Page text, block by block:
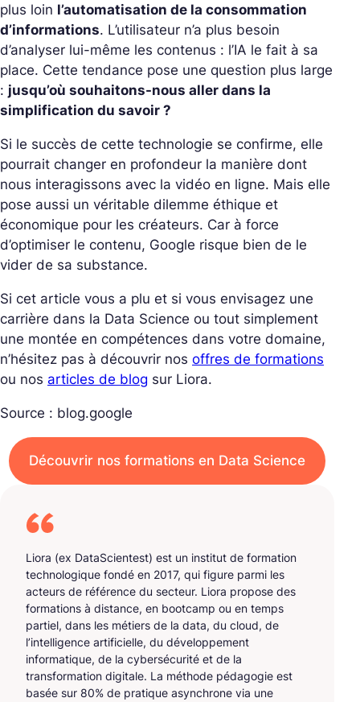
plus loin l’automatisation de la consommation
d’informations. L’utilisateur n’a plus besoin
d’analyser lui-même les contenus : l’IA le fait à sa
place. Cette tendance pose une question plus large
: jusqu’où souhaitons-nous aller dans la
simplification du savoir ?
Si le succès de cette technologie se confirme, elle
pourrait changer en profondeur la manière dont
nous interagissons avec la vidéo en ligne. Mais elle
pose aussi un véritable dilemme éthique et
économique pour les créateurs. Car à force
d’optimiser le contenu, Google risque bien de le
vider de sa substance.
Si cet article vous a plu et si vous envisagez une
carrière dans la Data Science ou tout simplement
une montée en compétences dans votre domaine,
n’hésitez pas à découvrir nos offres de formations
ou nos articles de blog sur Liora.
Source : blog.google
Découvrir nos formations en Data Science
Liora (ex DataScientest) est un institut de formation
technologique fondé en 2017, qui figure parmi les
acteurs de référence du secteur. Liora propose des
formations à distance, en bootcamp ou en temps
partiel, dans les métiers de la data, du cloud, de
l’intelligence artificielle, du développement
informatique, de la cybersécurité et de la
transformation digitale. La méthode pédagogie est
basée sur 80% de pratique asynchrone via une